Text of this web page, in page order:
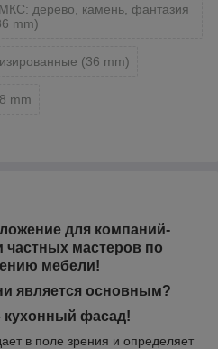
дерево, камень, фантазия
mm)
(36 mm)
mm
для компаний-
частных мастеров по
мебели!
является основным?
кухонный фасад!
в поле зрения и определяет